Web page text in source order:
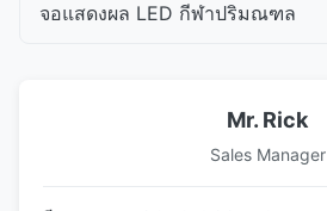
จอแสดงผล LED กีฬาปริมณฑล
Mr. Rick
Sales Manager